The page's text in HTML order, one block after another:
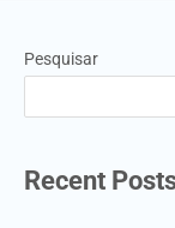
Pesquisar
Recent